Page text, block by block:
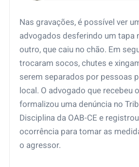
Nas gravações, é possível ver
advogados desferindo um tapa
outro, que caiu no chão. Em
trocaram socos, chutes e
serem separados por pessoas
local. O advogado que recebeu
formalizou uma denúncia no
Disciplina da OAB-CE e
ocorrência para tomar as
o agressor.